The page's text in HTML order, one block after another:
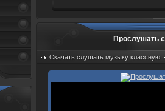
Прослушать
Скачать слушать музыку классную
Просмотров: 641